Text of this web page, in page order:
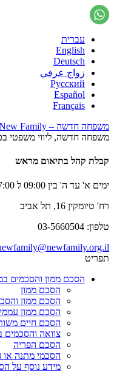
עברית
English
Deutsch
زواج عرفي
Русский
Español
Français
משפחה חדשה – New Family – הארגון לקידום זכויות המשפחה
משפחה חדשה, ליווי משפטי
קבלת קהל בתיאום מראש
ימים א' עד ה' בין 09:00 ל 17:00
רח' טיומקין 16, תל אביב
טלפון: 03-5660504
תפריט
הסכם ממון והסכמים
הסכם ממון
הסכם ממון
הסכם ממון עממי
הסכם חיים
צוואה והסכמים
הסכם הפריה
הסכמי מתנה או
מידע נוסף על